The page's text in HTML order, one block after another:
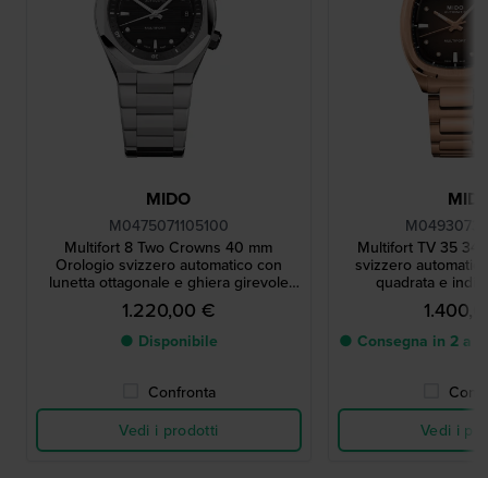
MIDO
M0475071105100
Multifort 8 Two Crowns 40 mm
Orologio svizzero automatico con
lunetta ottagonale e ghiera girevole
interna
1.220,00 €
● Disponibile
Confronta
Vedi i prodotti
Multifort TV 35
svizzero
quadrata e
● Consegna in 2 a
Vedi i